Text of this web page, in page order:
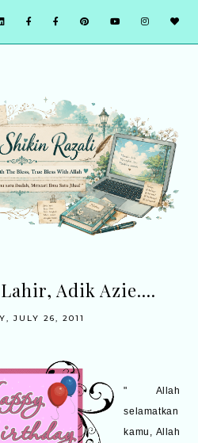
Adik Azie....
JULY 26, 2011
" Allah
selamatkan
kamu, Allah